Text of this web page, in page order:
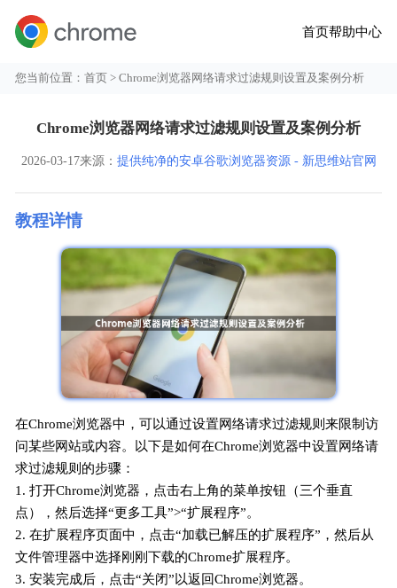
首页帮助中心
您当前位置：首页 > Chrome浏览器网络请求过滤规则设置及案例分析
Chrome浏览器网络请求过滤规则设置及案例分析
2026-03-17来源： 提供纯净的安卓谷歌浏览器资源 - 新思维站官网
教程详情
在Chrome浏览器中，可以通过设置网络请求过滤规则来限制访
问某些网站或内容。以下是如何在Chrome浏览器中设置网络请
求过滤规则的步骤：
1. 打开Chrome浏览器，点击右上角的菜单按钮（三个垂直
点），然后选择“更多工具”>“扩展程序”。
2. 在扩展程序页面中，点击“加载已解压的扩展程序”，然后从
文件管理器中选择刚刚下载的Chrome扩展程序。
3. 安装完成后，点击“关闭”以返回Chrome浏览器。